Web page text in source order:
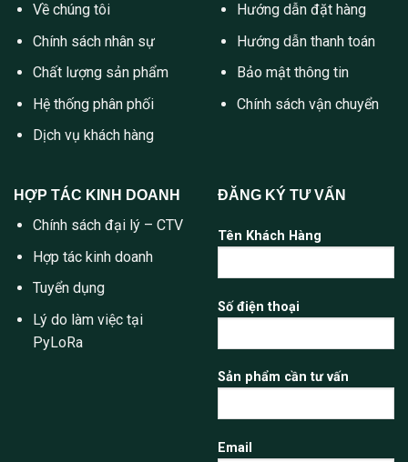
Về chúng tôi
Chính sách nhân sự
Chất lượng sản phẩm
Hệ thống phân phối
Dịch vụ khách hàng
Hướng dẫn đặt hàng
Hướng dẫn thanh toán
Bảo mật thông tin
Chính sách vận chuyển
HỢP TÁC KINH DOANH
Chính sách đại lý – CTV
Hợp tác kinh doanh
Tuyển dụng
Lý do làm việc tại
PyLoRa
ĐĂNG KÝ TƯ VẤN
Tên Khách Hàng
Số điện thoại
Sản phẩm cần tư vấn
Email